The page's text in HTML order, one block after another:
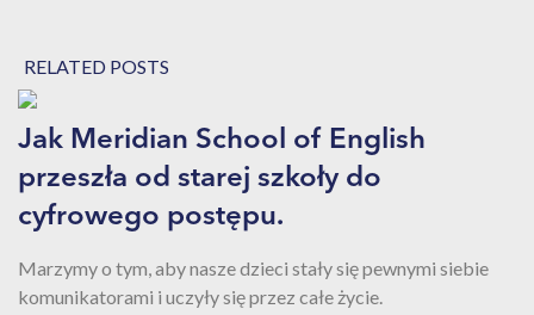
RELATED POSTS
Jak Meridian School of English
przeszła od starej szkoły do
cyfrowego postępu.
Marzymy o tym, aby nasze dzieci stały się pewnymi siebie
komunikatorami i uczyły się przez całe życie.